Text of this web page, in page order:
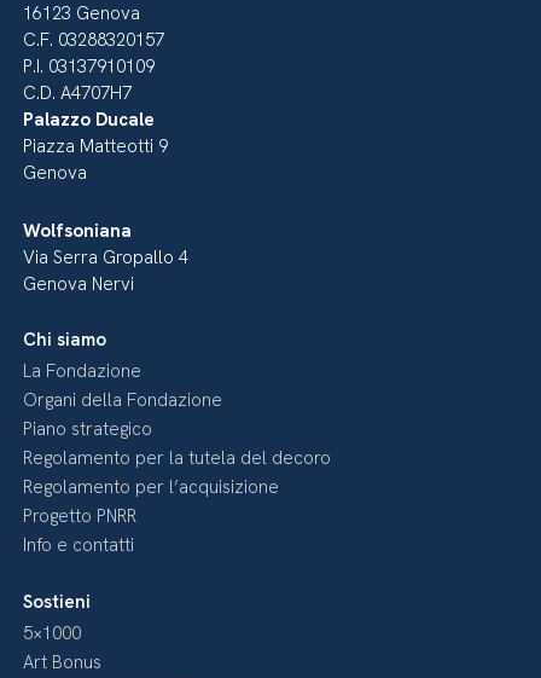
16123 Genova
C.F. 03288320157
P.I. 03137910109
C.D. A4707H7
Palazzo Ducale
Piazza Matteotti 9
Genova
Wolfsoniana
Via Serra Gropallo 4
Genova Nervi
Chi siamo
La Fondazione
Organi della Fondazione
Piano strategico
Regolamento per la tutela del decoro
Regolamento per l’acquisizione
Progetto PNRR
Info e contatti
Sostieni
5×1000
Art Bonus